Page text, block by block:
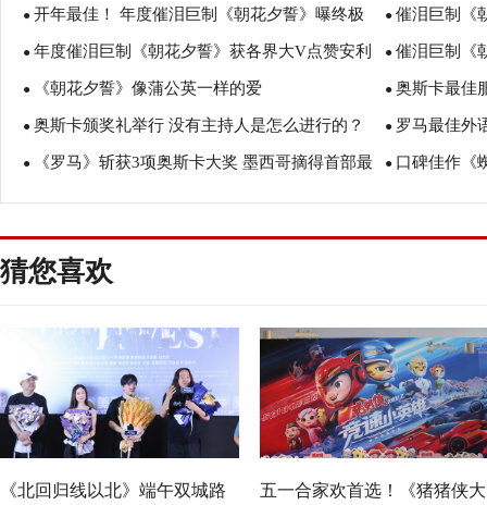
孤独灵魂的相遇故事 图惊艳网友被
● 开年最佳！ 年度催泪巨制《朝花夕誓》曝终极
预告 唯美画风上演人生别离
● 催泪巨制《
诗诠释动人母
● 年度催泪巨制《朝花夕誓》获各界大V点赞安利
成开年最佳引爆期待
● 催泪巨制《
细诉“唯美离
● 《朝花夕誓》像蒲公英一样的爱 ● 奥斯卡最佳
罗》女一华蕊
● 奥斯卡颁奖礼举行 没有主持人是怎么进行的？ ● 罗马最佳外
片的墨西哥电
● 《罗马》斩获3项奥斯卡大奖 墨西哥摘得首部最
佳外语片
● 口碑佳作《
《蜘蛛侠：
猜您喜欢
《北回归线以北》端午双城路 五一合家欢首选！《猪猪侠大